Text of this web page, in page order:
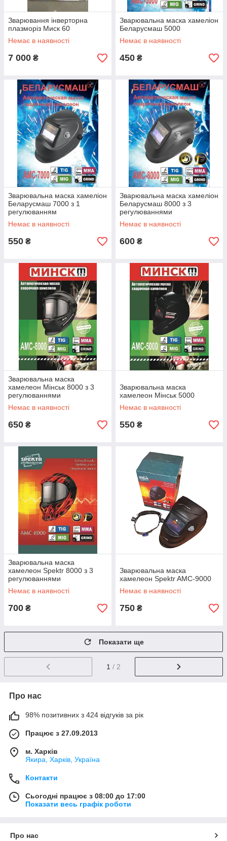
Зварювання інверторна
плазморіз Миск 60
Немає в наявності
7 000 ₴
Зварювальна маска хамеліон
Беларусмаш 5000
Немає в наявності
450 ₴
Зварювальна маска хамеліон
Беларусмаш 7000 з 1
регулюванням
Немає в наявності
550 ₴
Зварювальна маска хамеліон
Беларусмаш 8000 з 3
регулюваннями
Немає в наявності
600 ₴
Зварювальна маска
хамелеон Мінськ 8000 з 3
регулюваннями
Немає в наявності
650 ₴
Зварювальна маска
хамелеон Мінськ 5000
Немає в наявності
550 ₴
Зварювальна маска
хамелеон Spektr 8000 з 3
регулюваннями
Немає в наявності
700 ₴
Зварювальна маска
хамелеон Spektr AMC-9000
Немає в наявності
750 ₴
Показати ще
1 / 2
Про нас
98% позитивних з 424 відгуків за рік
Працює з 27.09.2013
м. Харків
Якира, Харків, Україна
Контакти
Сьогодні працює з 08:00 до 17:00
Показати весь графік роботи
Про нас